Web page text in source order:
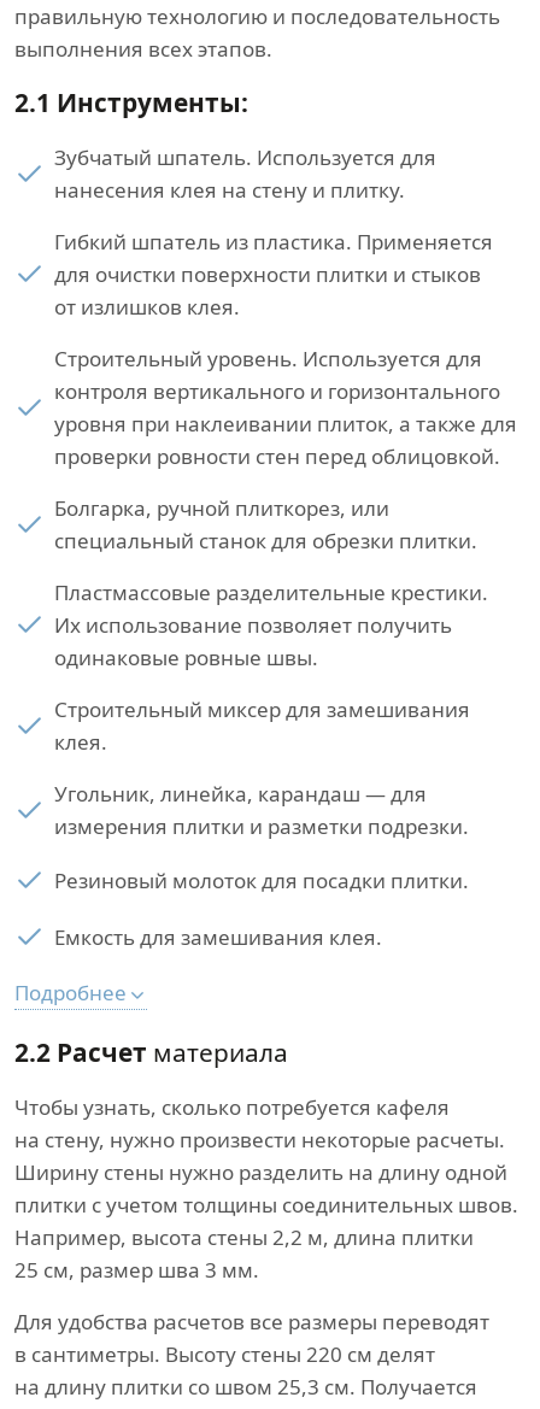
правильную технологию и последовательность
выполнения всех этапов.
2.1 Инструменты:
Зубчатый шпатель. Используется для
нанесения клея на стену и плитку.
Гибкий шпатель из пластика. Применяется
для очистки поверхности плитки и стыков
от излишков клея.
Строительный уровень. Используется для
контроля вертикального и горизонтального
уровня при наклеивании плиток, а также для
проверки ровности стен перед облицовкой.
Болгарка, ручной плиткорез, или
специальный станок для обрезки плитки.
Пластмассовые разделительные крестики.
Их использование позволяет получить
одинаковые ровные швы.
Строительный миксер для замешивания
клея.
Угольник, линейка, карандаш — для
измерения плитки и разметки подрезки.
Резиновый молоток для посадки плитки.
Емкость для замешивания клея.
Подробнее
2.2 Расчет материала
Чтобы узнать, сколько потребуется кафеля
на стену, нужно произвести некоторые расчеты.
Ширину стены нужно разделить на длину одной
плитки с учетом толщины соединительных швов.
Например, высота стены 2,2 м, длина плитки
25 см, размер шва 3 мм.
Для удобства расчетов все размеры переводят
в сантиметры. Высоту стены 220 см делят
на длину плитки со швом 25,3 см. Получается